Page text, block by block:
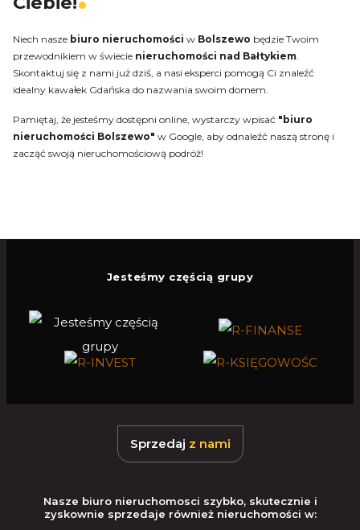
Niech nasze biuro nieruchomości w Bolszewo będzie Twoim
przewodnikiem w świecie nieruchomości nad Bałtykiem.
Skontaktuj się z nami już dziś, a nasi eksperci pomogą Ci znaleźć
idealny kawałek Gdańska do nazwania swoim domem.
Pamiętaj, że jesteśmy dostępni online, wystarczy wpisać "biuro
nieruchomości Bolszewo" w Google, aby odnaleźć naszą stronę i
zacząć swoją nieruchomościową podróż!
Jesteśmy częścią grupy
Sprzedaj z nami
Nasze biuro nieruchomosci szybko, skutecznie i
zyskownie sprzedaje również nieruchomości w: